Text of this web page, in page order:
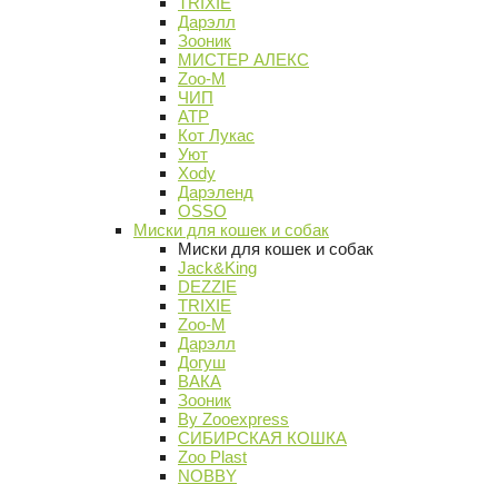
Дарэлл
Зооник
МИСТЕР АЛЕКС
Zoo-M
ЧИП
АТР
Кот Лукас
Уют
Xody
Дарэленд
OSSO
Миски для кошек и собак
Миски для кошек и собак
Jack&King
DEZZIE
TRIXIE
Zoo-M
Дарэлл
Догуш
ВАКА
Зооник
By Zooexpress
СИБИРСКАЯ КОШКА
Zoo Plast
NOBBY